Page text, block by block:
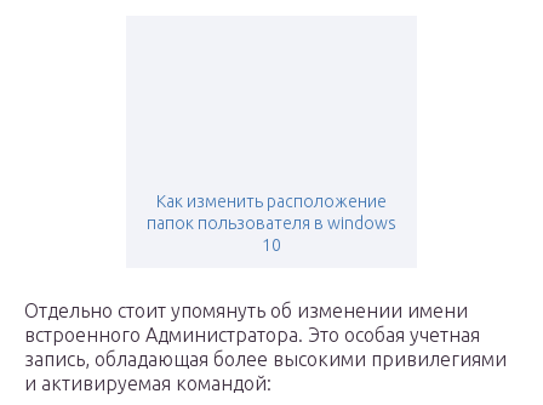
Как изменить расположение
папок пользователя в windows
10
Отдельно стоит упомянуть об изменении имени
встроенного Администратора. Это особая учетная
запись, обладающая более высокими привилегиями
и активируемая командой: